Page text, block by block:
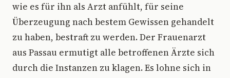
wie es für ihn als Arzt anfühlt, für seine
Überzeugung nach bestem Gewissen gehandelt
zu haben, bestraft zu werden. Der Frauenarzt
aus Passau ermutigt alle betroffenen Ärzte sich
durch die Instanzen zu klagen. Es lohne sich in